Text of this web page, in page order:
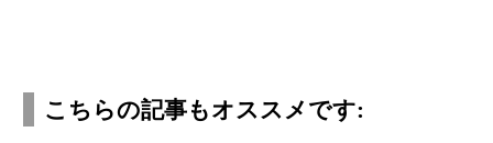
こちらの記事もオススメです: